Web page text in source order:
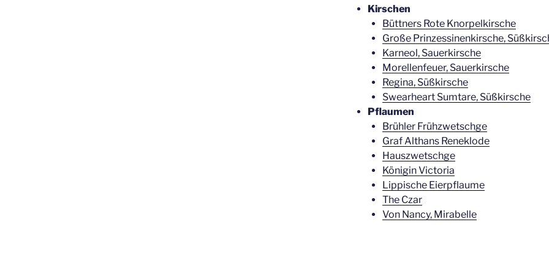
Kirschen
Büttners Rote Knorpelkirsche
Große Prinzessinenkirsche,
Karneol, Sauerkirsche
Morellenfeuer, Sauerkirsche
Regina, Süßkirsche
Swearheart Sumtare, Süßkirsche
Pflaumen
Brühler Frühzwetschge
Graf Althans Reneklode
Hauszwetschge
Königin Victoria
Lippische Eierpflaume
The Czar
Von Nancy, Mirabelle